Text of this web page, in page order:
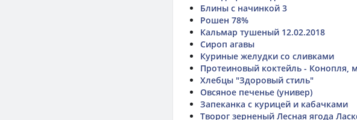
Блины с начинкой 3
Рошен 78%
Кальмар тушеный 12.02.2018
Сироп агавы
Куриные желудки со сливками
Протеиновый коктейль - Конопля,
Хлебцы "Здоровый стиль"
Овсяное печенье (универ)
Запеканка с курицей и кабачками
Творог зерненый Лесная ягода